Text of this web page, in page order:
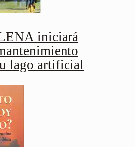
iniciará
lago artificial